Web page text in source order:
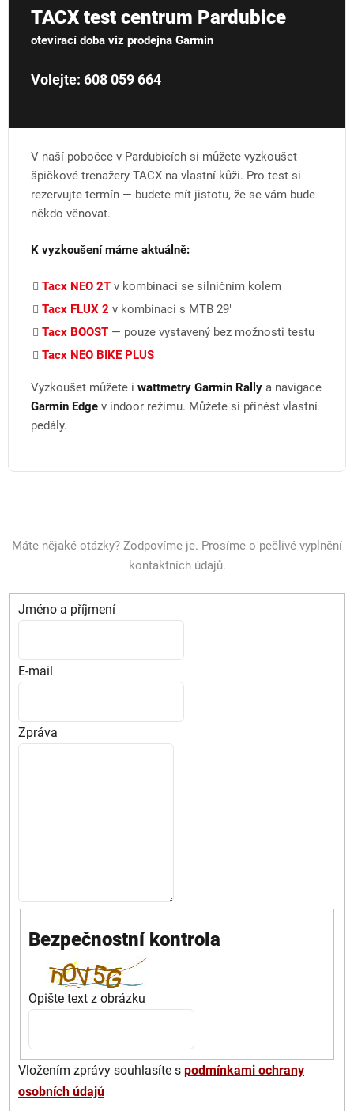
TACX test centrum Pardubice
otevírací doba viz prodejna Garmin
Volejte: 608 059 664
V naší pobočce v Pardubicích si můžete vyzkoušet
špičkové trenažery TACX na vlastní kůži. Pro test si
rezervujte termín — budete mít jistotu, že se vám bude
někdo věnovat.
K vyzkoušení máme aktuálně:
Tacx NEO 2T v kombinaci se silničním kolem
Tacx FLUX 2 v kombinaci s MTB 29"
Tacx BOOST — pouze vystavený bez možnosti testu
Tacx NEO BIKE PLUS
Vyzkoušet můžete i wattmetry Garmin Rally a navigace
Garmin Edge v indoor režimu. Můžete si přinést vlastní
pedály.
Máte nějaké otázky? Zodpovíme je. Prosíme o pečlivé vyplnění
kontaktních údajů.
Jméno a příjmení
E-mail
Zpráva
Bezpečnostní kontrola
Opište text z obrázku
Vložením zprávy souhlasíte s podmínkami ochrany
osobních údajů